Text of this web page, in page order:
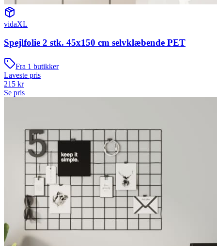
vidaXL
Spejlfolie 2 stk. 45x150 cm selvklæbende PET
Fra 1 butikker
Laveste pris
215 kr
Se pris